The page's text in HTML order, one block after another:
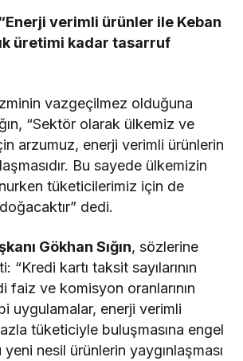
“Enerji verimli ürünler ile Keban
üretimi kadar tasarruf
vazgeçilmez olduğuna
“Sektör olarak ülkemiz ve
arzumuz, enerji verimli ürünlerin
Bu sayede ülkemizin
tüketicilerimiz için de
dedi.
Gökhan Sığın, sözlerine
“Kredi kartı taksit sayılarının
faiz ve komisyon oranlarının
uygulamalar, enerji verimli
tüketiciyle buluşmasına engel
nesil ürünlerin yaygınlaşması